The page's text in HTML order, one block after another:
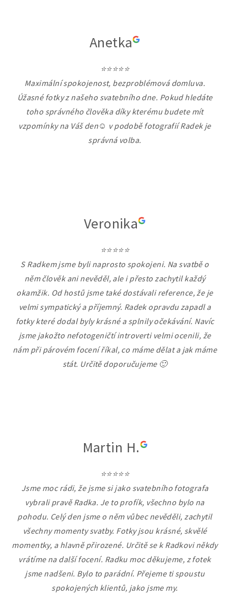
Anetka
⭐⭐⭐⭐⭐
Maximální spokojenost, bezproblémová domluva.
Úžasné fotky z našeho svatebního dne. Pokud hledáte
toho správného člověka díky kterému budete mít
vzpomínky na Váš den☺️ v podobě fotografií Radek je
správná volba.
Veronika
⭐⭐⭐⭐⭐
S Radkem jsme byli naprosto spokojeni. Na svatbě o
něm člověk ani nevěděl, ale i přesto zachytil každý
okamžik. Od hostů jsme také dostávali reference, že je
velmi sympatický a příjemný. Radek opravdu zapadl a
fotky které dodal byly krásné a splnily očekávání. Navíc
jsme jakožto nefotogeničtí introverti velmi ocenili, že
nám při párovém focení říkal, co máme dělat a jak máme
stát. Určitě doporučujeme 🙂
Martin H.
⭐⭐⭐⭐⭐
Jsme moc rádi, že jsme si jako svatebního fotografa
vybrali pravě Radka. Je to profík, všechno bylo na
pohodu. Celý den jsme o něm vůbec nevěděli, zachytil
všechny momenty svatby. Fotky jsou krásné, skvělé
momentky, a hlavně přirozené. Určitě se k Radkovi někdy
vrátíme na další focení. Radku moc děkujeme, z fotek
jsme nadšeni. Bylo to parádní. Přejeme ti spoustu
spokojených klientů, jako jsme my.